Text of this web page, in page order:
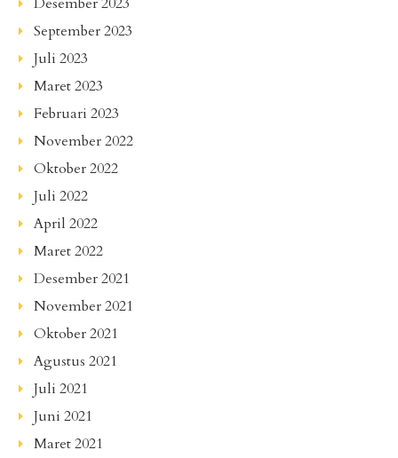
September 2023
Juli 2023
Maret 2023
Februari 2023
November 2022
Oktober 2022
Juli 2022
April 2022
Maret 2022
Desember 2021
November 2021
Oktober 2021
Agustus 2021
Juli 2021
Juni 2021
Maret 2021